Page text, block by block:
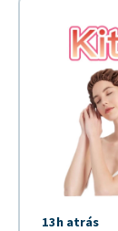
13h atrás